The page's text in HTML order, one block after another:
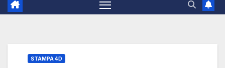
STAMPA 4D